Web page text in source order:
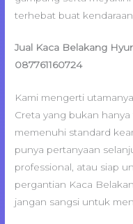
terhebat buat kendaraan
Jual Kaca Belakang
087761160724
Kami mengerti
Creta yang bukan
memenuhi standard
punya pertanyaan
professional, atau siap
pergantian Kaca
jangan sangsi untuk